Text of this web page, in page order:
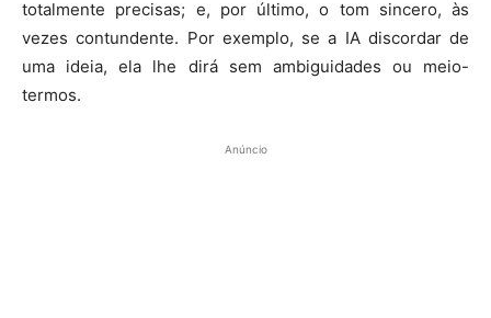
totalmente precisas; e, por último, o tom sincero, às
vezes contundente. Por exemplo, se a IA discordar de
uma ideia, ela lhe dirá sem ambiguidades ou meio-
termos.
Anúncio